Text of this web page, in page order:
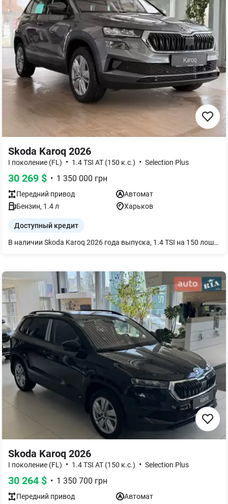
Skoda Karoq 2026
I поколение (FL) • 1.4 TSI AT (150 к.с.) • Selection Plus
30 269 $ • 1 350 000 грн
Передний привод
Автомат
Бензин, 1.4л Харьков
Доступный кредит
В наличии Skoda Karoq 2026 года выпуска, 1.4 TSI на 150 лошадиных сил в комплектации Selection Plus. Для консультации обращайтесь по указанному номеру!
Skoda Karoq 2026
I поколение (FL) • 1.4 TSI AT (150 к.с.) • Selection Plus
30 264 $ • 1 350 700 грн
Передний привод
Автомат